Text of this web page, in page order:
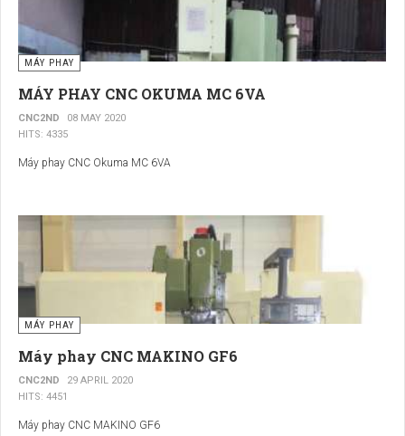
MÁY PHAY
MÁY PHAY CNC OKUMA MC 6VA
CNC2ND
08 MAY 2020
HITS: 4335
Máy phay CNC Okuma MC 6VA
MÁY PHAY
Máy phay CNC MAKINO GF6
CNC2ND
29 APRIL 2020
HITS: 4451
Máy phay CNC MAKINO GF6